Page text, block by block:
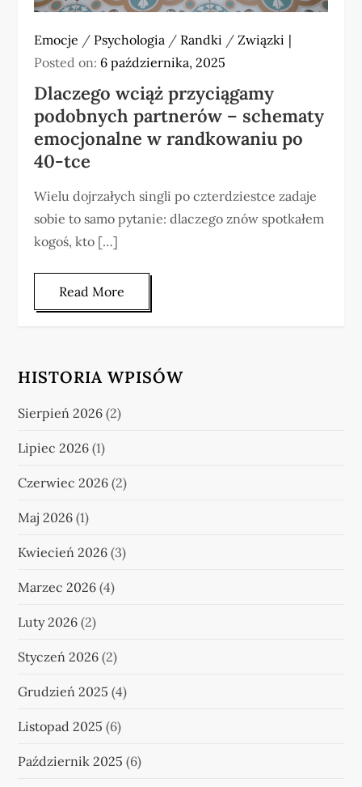
Emocje / Psychologia / Randki /Związki
Posted on: 6 października, 2025
Dlaczego wciąż przyciągamy
podobnych partnerów – schematy
emocjonalne w randkowaniu po
40-tce
Wielu dojrzałych singli po czterdziestce zadaje
sobie to samo pytanie: dlaczego znów spotkałem
kogoś, kto […]
Read More
HISTORIA WPISÓW
Sierpień 2026 (2)
Lipiec 2026 (1)
Czerwiec 2026 (2)
Maj 2026 (1)
Kwiecień 2026 (3)
Marzec 2026 (4)
Luty 2026 (2)
Styczeń 2026 (2)
Grudzień 2025 (4)
Listopad 2025 (6)
Październik 2025 (6)